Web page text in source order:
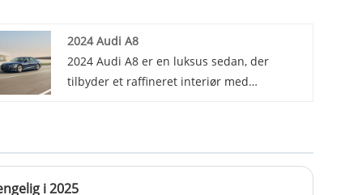
Plug and Charge 7-22KW OCPP Smart Fast
EV Charger. Plug and Charge 7-22KW OCPP
Smart Fast EV Charger er et effektivt,
gennem intelligente funktioner.
2024 Audi A8
2024 Audi A8 er en luksus sedan, der
tilbyder et raffineret interiør med
parret med en 8-trins gearkasse og quattro-
firehjulstræk. Den har også en komfortabel
i 2025